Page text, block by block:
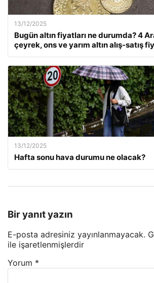
13/12/2025
Bugün altın fiyatları ne durumda? 4
çeyrek, ons ve yarım altın alış-satış
13/12/2025
Hafta sonu hava durumu ne olacak?
Bir yanıt yazın
E-posta adresiniz yayınlanmayacak.
ile işaretlenmişlerdir
Yorum *